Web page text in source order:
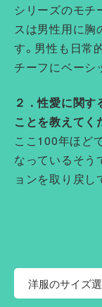
シリーズのモチ
スは男性用に胸
す。 男性も日常
チーフにベーシ
２．性愛に関す
ことを教えてく
ここ100年ほど
なっているそう
ョンを取り戻し
洋服のサイズ